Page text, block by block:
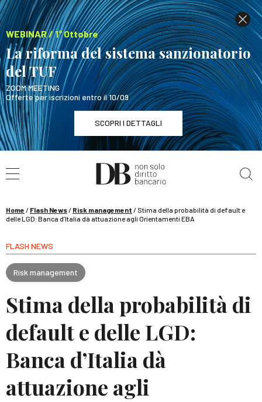
WEBINAR / 1° Ottobre
La riforma del sistema sanzionatorio
del TUF
ZOOM MEETING
Offerte per iscrizioni entro il 10/09
SCOPRI I DETTAGLI
WEBINAR / 1° Ottobre
La riforma del sistema sanzionatorio del TUF
Home / Flash News/ Risk management / Stima della probabilità di default e
delle LGD: Banca d’Italia dà attuazione agli Orientamenti EBA
FLASH NEWS
Risk management
Stima della probabilità di
default e delle LGD:
Banca d’Italia dà
attuazione agli